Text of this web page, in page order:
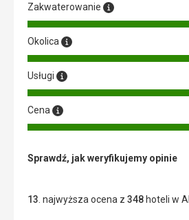
Zakwaterowanie
Okolica
Usługi
Cena
Sprawdź, jak weryfikujemy opinie
13 . najwyższa ocena z 348 hoteli w